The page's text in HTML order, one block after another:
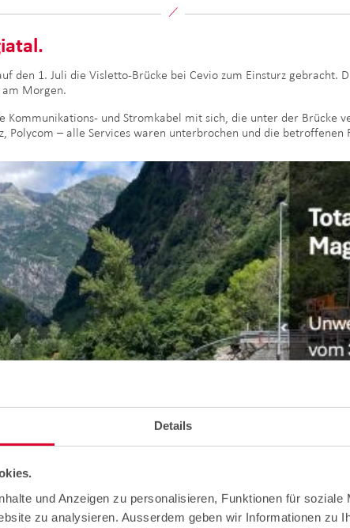
Details
und Anzeigen zu personalisieren, Funktionen für soziale
zu analysieren. Ausserdem geben wir Informationen zu
den 1. Juli die Visletto-Brücke bei Cevio zum Einsturz gebracht.
am Morgen.
Kommunikations- und Stromkabel mit sich, die unter der Brücke
Polycom – alle Services waren unterbrochen und die betroffenen